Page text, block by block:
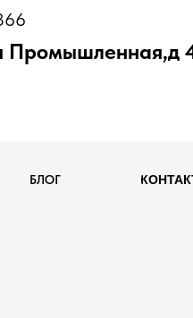
Промышленная,д
БЛОГ